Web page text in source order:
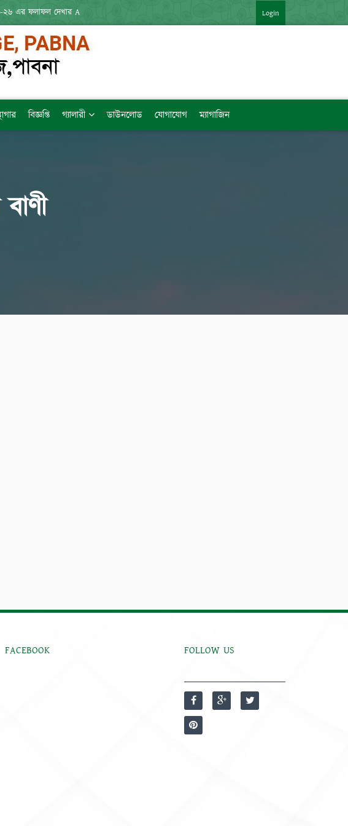
এর ফলাফল দেখার APP : HTTPS://SHORTURL.AT/ZTVZQ (বিষয়ভিত্তিক মেধাক্রম সহ)   [LINK কপি
Login
বিজ্ঞপ্তি গ্যালারী ডাউনলোড যোগাযোগ ম্যাগাজিন
FACEBOOK FOLLOW US